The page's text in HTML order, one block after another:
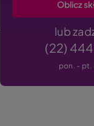
lub
(22)
pon. - pt.